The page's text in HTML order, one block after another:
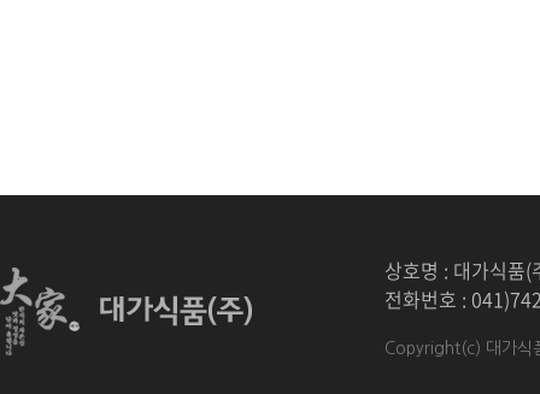
상호명 : 대가식
전화번호 :
Copyright(c) 대가